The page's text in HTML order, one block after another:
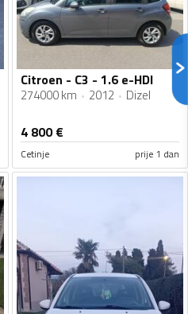
Citroen - C3 - 1.6 e-HDI
274000 km 2012 Dizel
4 800€
Cetinje prije 1 dan